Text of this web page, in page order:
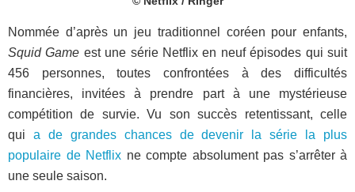
Nommée d’après un jeu traditionnel coréen pour enfants,
Squid Game est une série Netflix en neuf épisodes qui suit
456 personnes, toutes confrontées à des difficultés
financières, invitées à prendre part à une mystérieuse
compétition de survie. Vu son succès retentissant, celle
qui a de grandes chances de devenir la série la plus
populaire de Netflix ne compte absolument pas s’arrêter à
une seule saison.